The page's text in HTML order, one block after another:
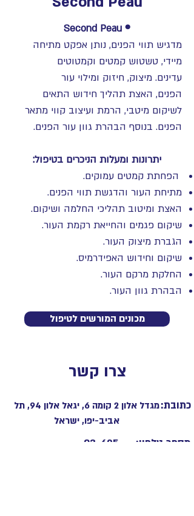
® Second Peau
מדגיש תווי הפנים, נותן אפקט מתיחה
מיידי, טשטוש קמטים וקמטוטים
עדינים. מיצוק, חיזוק ומילוי עור
הפנים, האצת תהליך חידוש התאים
לשיקום מיטבי, הרמת ועיצוב קווי מתאר
הפנים. בנוסף הבהרת גוון עור הפנים.
יתרונות ומעלות הניכרים בטיפול:
הפחתת קמטים עמוקים.
מתיחת העור והדגשת תווי הפנים.
האצת ומיטוב תהליכי החלמה ושיקום.
שיקום פגמים והחייאת רקמת העור.
הגברת מיצוק העור.
שיקום וחידוש האפידרמיס.
החלקת מרקם העור.
הבהרת גוון העור.
מכונים המורשים לטיפול
צרו קשר
מגדל אלון 2 קומה 6, יגאל אלון 94, תל
אביב-יפו, ישראל
כתובת:
מספר טלפון:
03-695-